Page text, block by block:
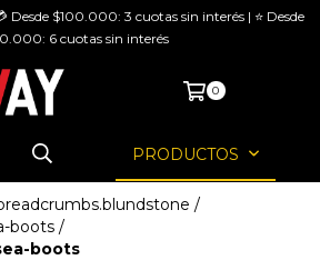
Desde $100.000: 3 cuotas sin interés | ⭐ Desde
6 cuotas sin interés
0
PRODUCTOS
/
boots /
boots